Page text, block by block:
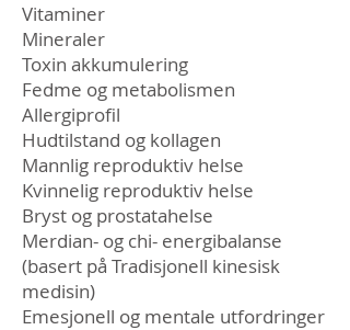
Vitaminer
Mineraler
Toxin akkumulering
Fedme og metabolismen
Allergiprofil
Hudtilstand og kollagen
Mannlig reproduktiv helse
Kvinnelig reproduktiv helse
Bryst og prostatahelse
Merdian- og chi- energibalanse
(basert på Tradisjonell kinesisk
medisin)
Emesjonell og mentale utfordringer